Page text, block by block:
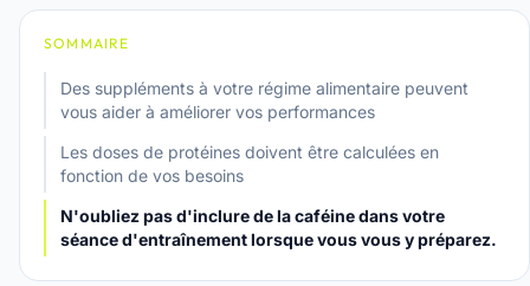
SOMMAIRE
Des suppléments à votre régime alimentaire peuvent
vous aider à améliorer vos performances
Les doses de protéines doivent être calculées en
fonction de vos besoins
N'oubliez pas d'inclure de la caféine dans votre
séance d'entraînement lorsque vous vous y préparez.